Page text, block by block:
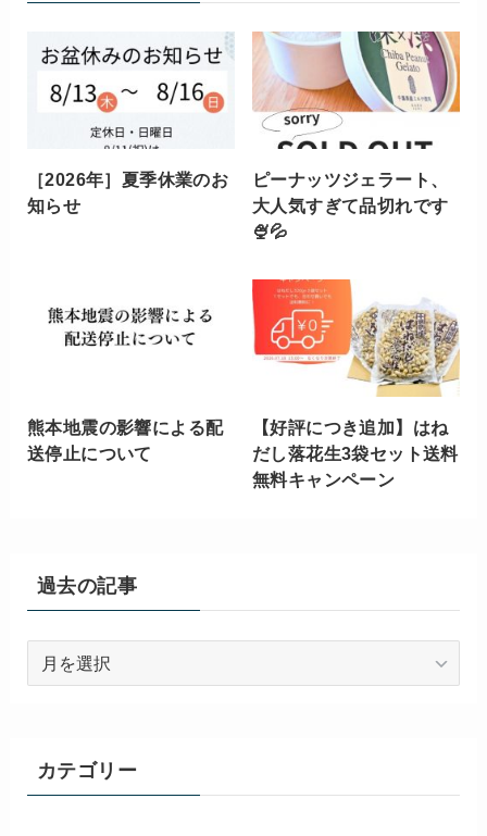
［2026年］夏季休業のお
知らせ
ピーナッツジェラート、
大人気すぎて品切れです
🍨💦
熊本地震の影響による配
送停止について
【好評につき追加】はね
だし落花生3袋セット送料
無料キャンペーン
過去の記事
カテゴリー